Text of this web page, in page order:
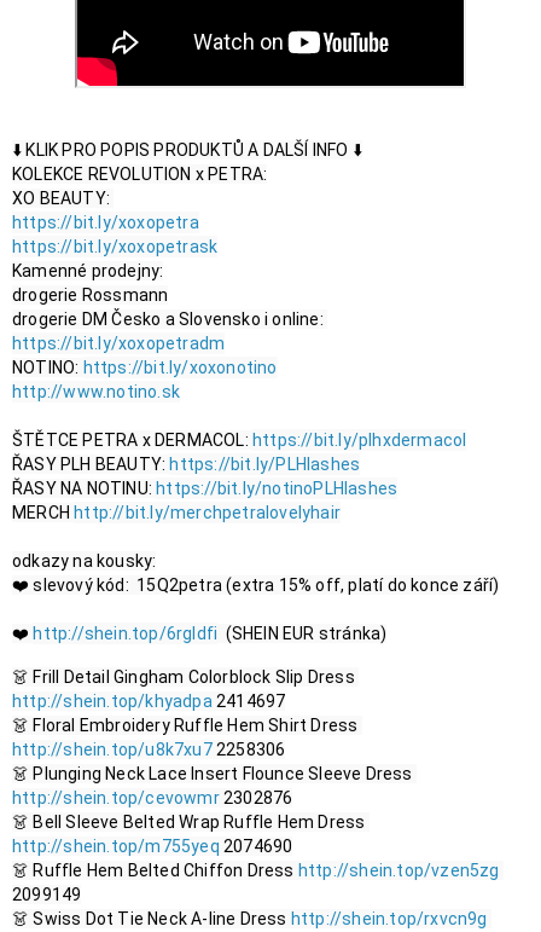
⬇️ KLIK PRO POPIS PRODUKTŮ A DALŠÍ INFO ⬇️
KOLEKCE REVOLUTION x PETRA:
https://bit.ly/xoxopetra
https://bit.ly/xoxopetrask
Kamenné prodejny:
drogerie Rossmann
drogerie DM Česko a Slovensko i online:
https://bit.ly/xoxopetradm
NOTINO: https://bit.ly/xoxonotino
http://www.notino.sk
ŠTĚTCE PETRA x DERMACOL: https://bit.ly/plhxdermacol
ŘASY PLH BEAUTY: https://bit.ly/PLHlashes
ŘASY NA NOTINU: https://bit.ly/notinoPLHlashes
MERCH http://bit.ly/merchpetralovelyhair
odkazy na kousky:
❤️ slevový kód:  15Q2petra (extra 15% off, platí do konce září)
❤️ http://shein.top/6rgldfi
  (SHEIN EUR stránka)
👗 Frill Detail Gingham Colorblock Slip Dress
http://shein.top/khyadpa 2414697
👗 Floral Embroidery Ruffle Hem Shirt Dress
http://shein.top/u8k7xu7 2258306
👗 Plunging Neck Lace Insert Flounce Sleeve Dress
http://shein.top/cevowmr 2302876
👗 Bell Sleeve Belted Wrap Ruffle Hem Dress
http://shein.top/m755yeq 2074690
👗 Ruffle Hem Belted Chiffon Dress http://shein.top/vzen5zg
2099149
👗 Swiss Dot Tie Neck A-line Dress http://shein.top/rxvcn9g